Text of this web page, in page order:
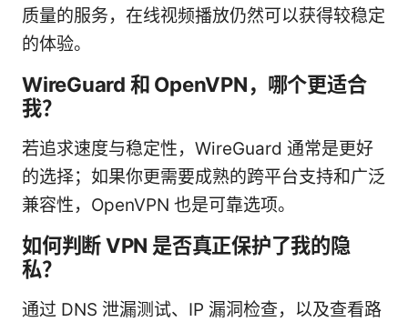
质量的服务，在线视频播放仍然可以获得较稳定
的体验。
WireGuard 和 OpenVPN，哪个更适合
我？
若追求速度与稳定性，WireGuard 通常是更好
的选择；如果你更需要成熟的跨平台支持和广泛
兼容性，OpenVPN 也是可靠选项。
如何判断 VPN 是否真正保护了我的隐
私？
通过 DNS 泄漏测试、IP 漏洞检查，以及查看路